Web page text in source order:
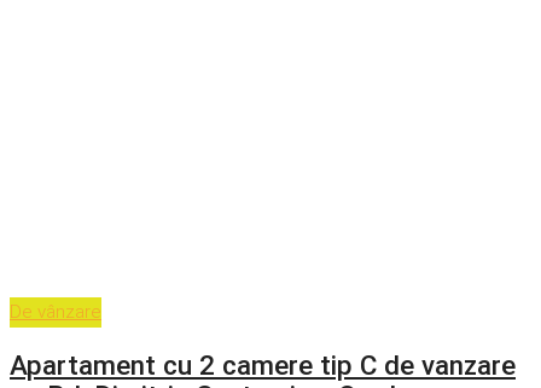
De vânzare
Apartament cu 2 camere tip C de vanzare